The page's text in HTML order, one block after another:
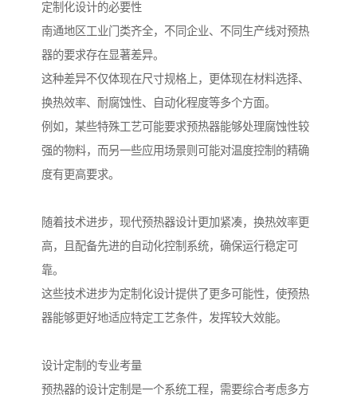
定制化设计的必要性
南通地区工业门类齐全，不同企业、不同生产线对预热
器的要求存在显著差异。
这种差异不仅体现在尺寸规格上，更体现在材料选择、
换热效率、耐腐蚀性、自动化程度等多个方面。
例如，某些特殊工艺可能要求预热器能够处理腐蚀性较
强的物料，而另一些应用场景则可能对温度控制的精确
度有更高要求。
随着技术进步，现代预热器设计更加紧凑，换热效率更
高，且配备先进的自动化控制系统，确保运行稳定可
靠。
这些技术进步为定制化设计提供了更多可能性，使预热
器能够更好地适应特定工艺条件，发挥较大效能。
设计定制的专业考量
预热器的设计定制是一个系统工程，需要综合考虑多方